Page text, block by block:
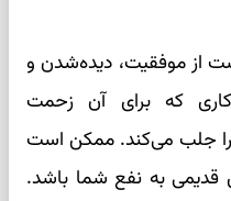
از موفقیت، دیده‌شدن و
که برای آن زحمت
را جلب می‌کند. ممکن است
قدیمی به نفع شما باشد.